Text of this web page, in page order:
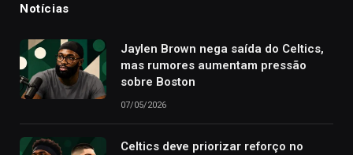
Notícias
Jaylen Brown nega saída do Celtics,
mas rumores aumentam pressão
sobre Boston
07/05/2026
Celtics deve priorizar reforço no